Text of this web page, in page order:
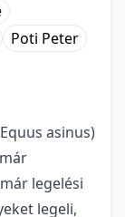
Poti Peter
asinus)
legelési
legeli,